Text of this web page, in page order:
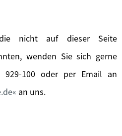
nicht auf dieser Seite
wenden Sie sich gerne
929-100 oder per Email an
an uns.